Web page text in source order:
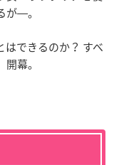
が―。
できるのか？ すべ
幕。